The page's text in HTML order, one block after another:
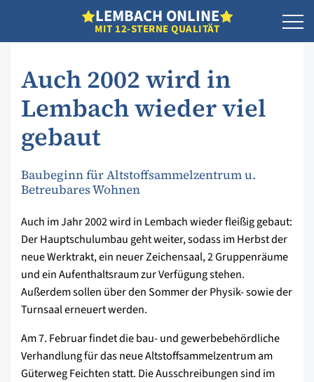
LEMBACH ONLINE
MIT 12-STERNE QUALITÄT
Auch 2002 wird in
Lembach wieder viel
gebaut
Baubeginn für Altstoffsammelzentrum u.
Betreubares Wohnen
Auch im Jahr 2002 wird in Lembach wieder fleißig gebaut:
Der Hauptschulumbau geht weiter, sodass im Herbst der
neue Werktrakt, ein neuer Zeichensaal, 2 Gruppenräume
und ein Aufenthaltsraum zur Verfügung stehen.
Außerdem sollen über den Sommer der Physik- sowie der
Turnsaal erneuert werden.
Am 7. Februar findet die bau- und gewerbebehördliche
Verhandlung für das neue Altstoffsammelzentrum am
Güterweg Feichten statt. Die Ausschreibungen sind im